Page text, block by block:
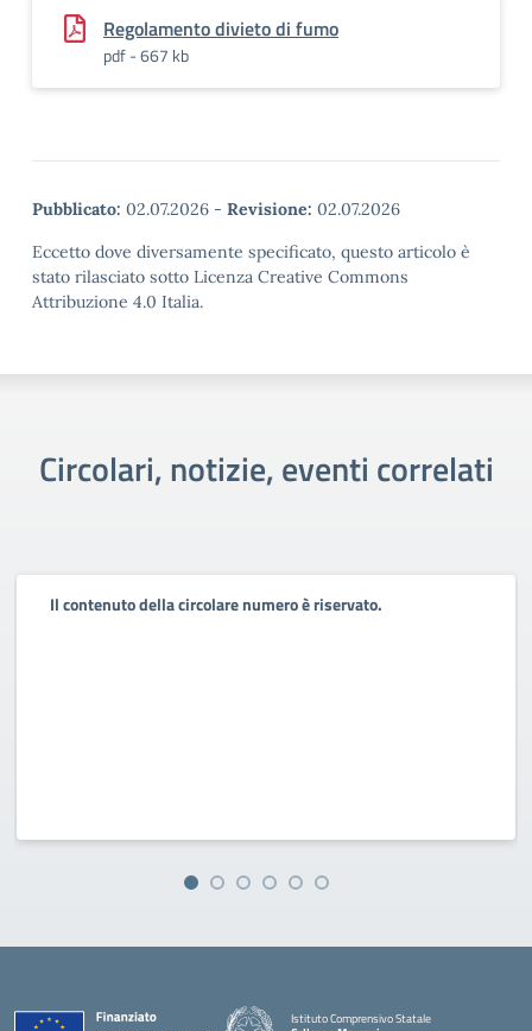
Regolamento divieto di fumo
pdf - 667 kb
Pubblicato: 02.07.2026 - Revisione: 02.07.2026
Eccetto dove diversamente specificato, questo articolo è
stato rilasciato sotto Licenza Creative Commons
Attribuzione 4.0 Italia.
Circolari, notizie, eventi correlati
Il contenuto della circolare numero è riservato.
Istituto Comprensivo Statale